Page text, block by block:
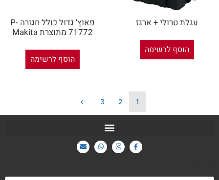
עגלת טרולי + ארגז
הוסף לרשימה
פאוץ’ גדול כולל חגורה P-
71772 מתוצרת Makita
הוסף לרשימה
1
2
3
←